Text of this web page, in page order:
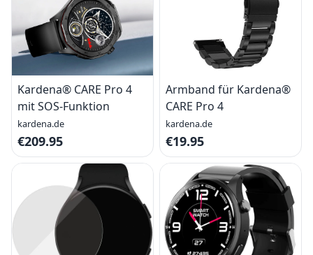
Kardena® CARE Pro 4
mit SOS-Funktion
kardena.de
€209.95
Armband für Kardena®
CARE Pro 4
kardena.de
€19.95